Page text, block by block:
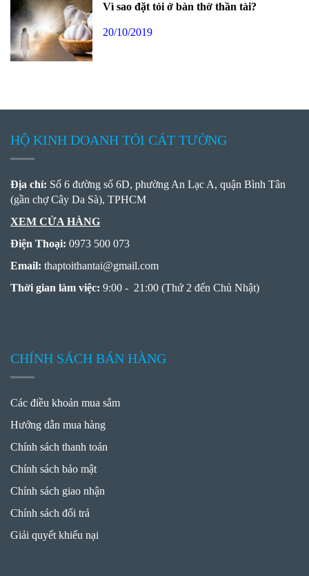
Vì sao đặt tỏi ở bàn thờ thần tài?
20/10/2019
HỘ KINH DOANH TỎI CÁT TƯỜNG
Địa chỉ: Số 6 đường số 6D, phường An Lạc A, quận Bình Tân
(gần chợ Cây Da Sà), TPHCM
XEM CỬA HÀNG
Điện Thoại: 0973 500 073
Email: thaptoithantai@gmail.com
Thời gian làm việc: 9:00 - 21:00 (Thứ 2 đến Chủ Nhật)
CHÍNH SÁCH BÁN HÀNG
Các điều khoản mua sắm
Hướng dẫn mua hàng
Chính sách thanh toán
Chính sách bảo mật
Chính sách giao nhận
Chính sách đổi trả
Giải quyết khiếu nại